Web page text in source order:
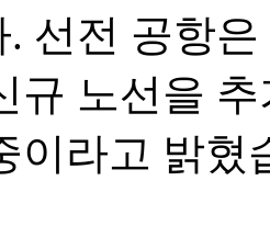
. 선전 공항
규 노선을
이라고 밝혔